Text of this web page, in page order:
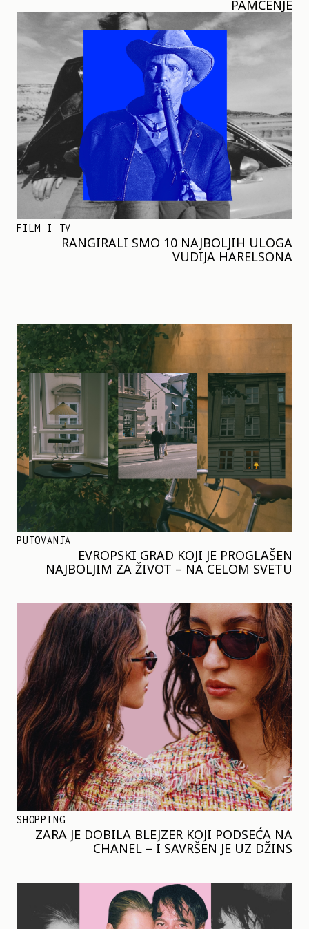
PAMĆENJE
FILM I TV
RANGIRALI SMO 10 NAJBOLJIH ULOGA
VUDIJA HARELSONA
PUTOVANJA
EVROPSKI GRAD KOJI JE PROGLAŠEN
NAJBOLJIM ZA ŽIVOT – NA CELOM SVETU
SHOPPING
ZARA JE DOBILA BLEJZER KOJI PODSEĆA NA
CHANEL – I SAVRŠEN JE UZ DŽINS